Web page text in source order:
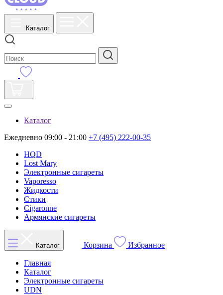
Каталог
Каталог
Ежедневно 09:00 - 21:00 +7 (495) 222-00-35
HQD
Lost Mary
Электронные сигареты
Vaporesso
Жидкости
Стики
Cigaronne
Армянские сигареты
Каталог Корзина Избранное
Главная
Каталог
Электронные сигареты
UDN